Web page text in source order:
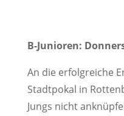
B-Junioren:
An die erfolgreiche
Stadtpokal in
Jungs nicht